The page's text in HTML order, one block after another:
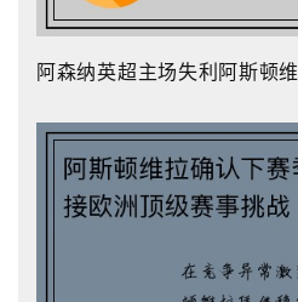
阿森纳英超主场失利阿斯顿